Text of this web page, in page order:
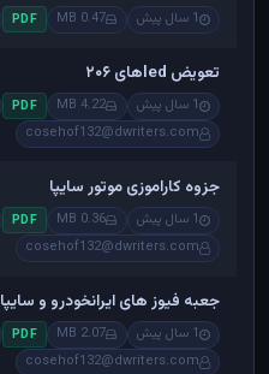
1 سال پیش 0.47 MB
PDF
تعویض ledهای ۲۰۶
1 سال پیش 4.22 MB
PDF
cosehof132@dwriters.com
جزوه کاراموزی موتور سایپا
1 سال پیش 0.36 MB
PDF
cosehof132@dwriters.com
جعبه فیوز های ایرانخودرو و سایپا
1 سال پیش 2.07 MB
PDF
cosehof132@dwriters.com